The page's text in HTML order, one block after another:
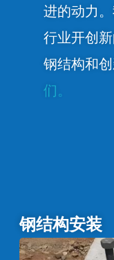
进的动力
行业开创
钢结构和
们。
钢结构安装